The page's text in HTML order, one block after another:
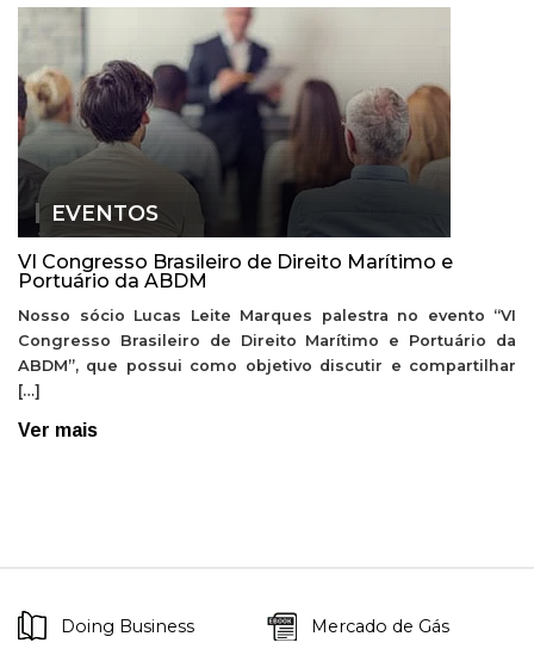
EVENTOS
VI Congresso Brasileiro de Direito Marítimo e
Portuário da ABDM
Nosso sócio Lucas Leite Marques palestra no evento “VI
Congresso Brasileiro de Direito Marítimo e Portuário da
ABDM”, que possui como objetivo discutir e compartilhar
[…]
Ver mais
Doing Business Mercado de Gás